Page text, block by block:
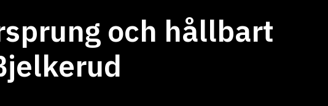
och hållbart